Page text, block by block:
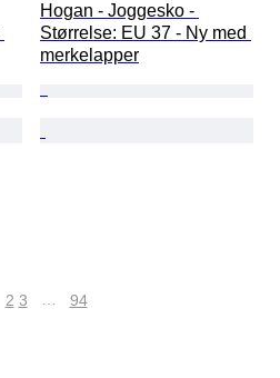
Hogan - Joggesko -
Størrelse: EU 37 - Ny med
merkelapper
2 3 … 94